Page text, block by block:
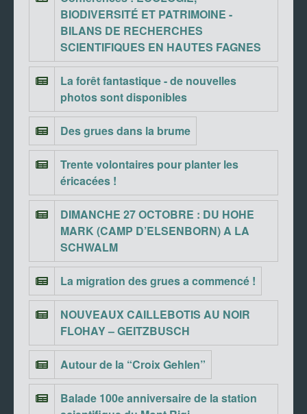
BIODIVERSITÉ ET PATRIMOINE -
BILANS DE RECHERCHES
SCIENTIFIQUES EN HAUTES FAGNES
La forêt fantastique - de nouvelles
photos sont disponibles
Des grues dans la brume
Trente volontaires pour planter les
éricacées !
DIMANCHE 27 OCTOBRE : DU HOHE
MARK (CAMP D’ELSENBORN) A LA
SCHWALM
La migration des grues a commencé !
NOUVEAUX CAILLEBOTIS AU NOIR
FLOHAY – GEITZBUSCH
Autour de la “Croix Gehlen”
Balade 100e anniversaire de la station